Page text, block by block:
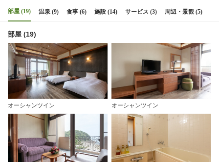
部屋 (19) 温泉 (9) 食事 (6) 施設 (14) サービス (3) 周辺・景観 (5)
部屋 (19)
オーシャンツイン オーシャンツイン